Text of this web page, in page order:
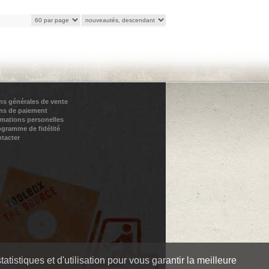
générales de vente
de paiement
personelles
de fidélité
et d'utilisation pour vous garantir la meilleure